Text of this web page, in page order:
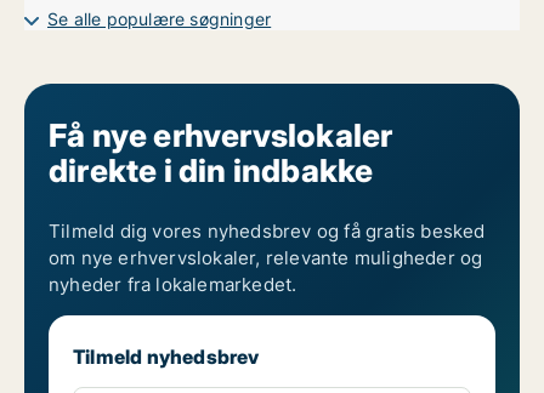
Se alle populære søgninger
Få nye erhvervslokaler
direkte i din indbakke
Tilmeld dig vores nyhedsbrev og få gratis besked
om nye erhvervslokaler, relevante muligheder og
nyheder fra lokalemarkedet.
Tilmeld nyhedsbrev